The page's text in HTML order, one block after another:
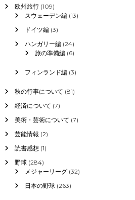
欧州旅行(109)
スウェーデン編(13)
ドイツ編(3)
ハンガリー編(24)
旅の準備編(6)
フィンランド編(3)
秋の行事について (81)
経済について (7)
美術・芸術について (7)
芸能情報 (2)
読書感想 (1)
野球(284)
メジャーリーグ(32)
日本の野球(263)